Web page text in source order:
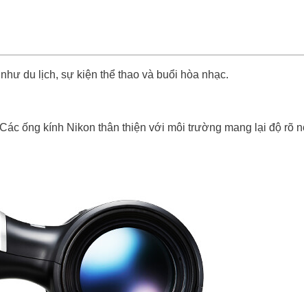
du lịch, sự kiện thể thao và buổi hòa nhạc.
ống kính Nikon thân thiện với môi trường mang lại độ rõ